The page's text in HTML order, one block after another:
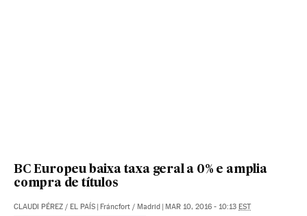
BC Europeu baixa taxa geral a 0% e amplia
compra de títulos
CLAUDI PÉREZ / EL PAÍS | Fráncfort / Madrid | MAR 10, 2016 - 10:13 EST